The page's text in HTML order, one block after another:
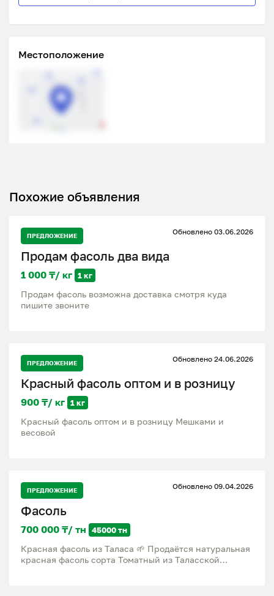
Местоположение
Похожие объявления
ПРЕДЛОЖЕНИЕ Обновлено 03.06.2026
Продам фасоль два вида
1 000 ₸/ кг 1 кг
Продам фасоль возможна доставка смотря куда
пишите звоните
ПРЕДЛОЖЕНИЕ Обновлено 24.06.2026
Красный фасоль оптом и в розницу
900 ₸/ кг 1 кг
Красный фасоль оптом и в розницу Мешками и
весовой
ПРЕДЛОЖЕНИЕ Обновлено 09.04.2026
Фасоль
700 000 ₸/ тн 45000 тн
Красная фасоль из Таласа 🌱 Продаётся натуральная
красная фасоль сорта Томатный из Таласской